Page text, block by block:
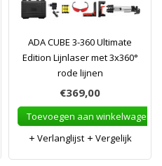
ADA CUBE 3-360 Ultimate
Edition Lijnlaser met 3x360°
rode lijnen
€369,00
Toevoegen aan winkelwagen
Verlanglijst
Vergelijk